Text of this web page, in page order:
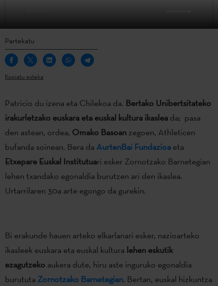
Partekatu
Kopiatu esteka
Patricio du izena eta Chilekoa da. Bertako Unibertsitateko
irakurletzako euskara eta euskal kultura ikaslea da; pasa
den astean, ordea, Omako Basoan zegoen, Athleticen
bufanda soinean. Bera da AurtenBai Fundazioa eta
Etxepare Euskal Institutuari esker Zornotzako Barnetegian
lehen txandako egonaldia burutzen ari den ikaslea.
Urtarrilaren 30a arte egongo da gurekin.
Bi erakunde hauen arteko elkarlanari esker, nazioarteko
ikasleek euskara eta euskal kultura lehen eskutik
ezagutzeko aukera dute, hiru aste inguruko egonaldia
burututa Zornotzako Barnetegian. Bertan, euskal hizkuntza